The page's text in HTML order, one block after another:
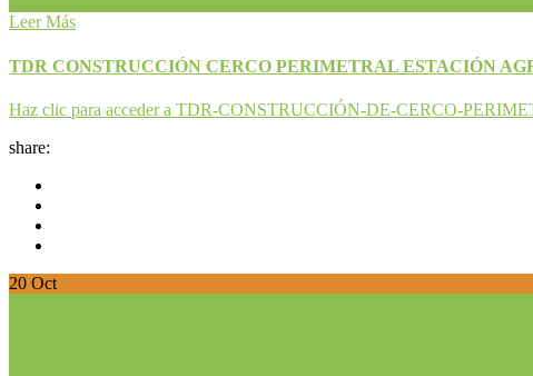
Leer Más
TDR CONSTRUCCIÓN CERCO PERIMETRAL ESTACIÓN
Haz clic para acceder a TDR-CONSTRUCCIÓN-DE-CERCO-
share:
20 Oct